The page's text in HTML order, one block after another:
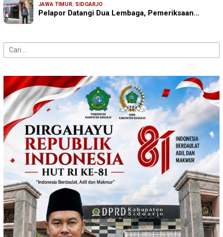
JAWA TIMUR, SIDOARJO
Pelapor Datangi Dua Lembaga, Pemeriksaan…
Cari
untuk: